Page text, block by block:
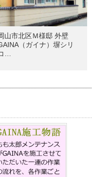
山市北区Ｍ様邸 外壁
（ガイナ）塀シリ
…